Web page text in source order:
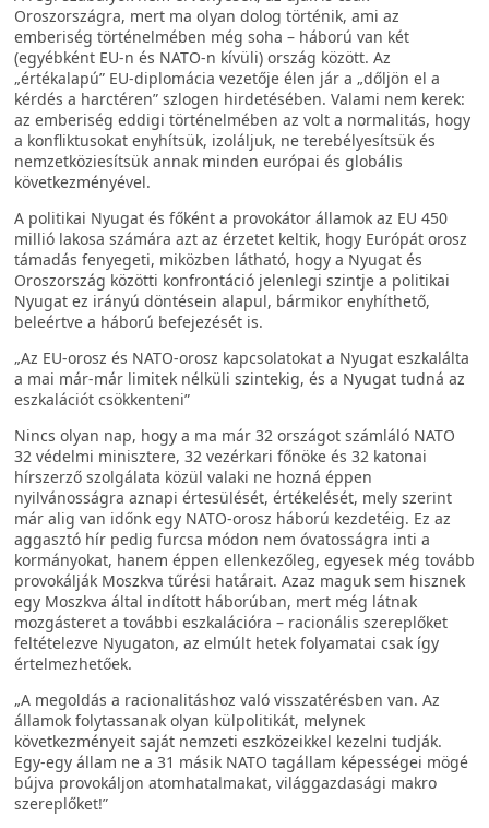
Oroszországra, mert ma olyan dolog történik, ami az
emberiség történelmében még soha – háború van két
(egyébként EU-n és NATO-n kívüli) ország között. Az
„értékalapú” EU-diplomácia vezetője élen jár a „dőljön el a
kérdés a harctéren” szlogen hirdetésében. Valami nem kerek:
az emberiség eddigi történelmében az volt a normalitás, hogy
a konfliktusokat enyhítsük, izoláljuk, ne terebélyesítsük és
nemzetköziesítsük annak minden európai és globális
következményével.
A politikai Nyugat és főként a provokátor államok az EU 450
millió lakosa számára azt az érzetet keltik, hogy Európát orosz
támadás fenyegeti, miközben látható, hogy a Nyugat és
Oroszország közötti konfrontáció jelenlegi szintje a politikai
Nyugat ez irányú döntésein alapul, bármikor enyhíthető,
beleértve a háború befejezését is.
„Az EU-orosz és NATO-orosz kapcsolatokat a Nyugat eszkalálta
a mai már-már limitek nélküli szintekig, és a Nyugat tudná az
eszkalációt csökkenteni”
Nincs olyan nap, hogy a ma már 32 országot számláló NATO
32 védelmi minisztere, 32 vezérkari főnöke és 32 katonai
hírszerző szolgálata közül valaki ne hozná éppen
nyilvánosságra aznapi értesülését, értékelését, mely szerint
már alig van időnk egy NATO-orosz háború kezdetéig. Ez az
aggasztó hír pedig furcsa módon nem óvatosságra inti a
kormányokat, hanem éppen ellenkezőleg, egyesek még tovább
provokálják Moszkva tűrési határait. Azaz maguk sem hisznek
egy Moszkva által indított háborúban, mert még látnak
mozgásteret a további eszkalációra – racionális szereplőket
feltételezve Nyugaton, az elmúlt hetek folyamatai csak így
értelmezhetőek.
„A megoldás a racionalitáshoz való visszatérésben van. Az
államok folytassanak olyan külpolitikát, melynek
következményeit saját nemzeti eszközeikkel kezelni tudják.
Egy-egy állam ne a 31 másik NATO tagállam képességei mögé
bújva provokáljon atomhatalmakat, világgazdasági makro
szereplőket!”